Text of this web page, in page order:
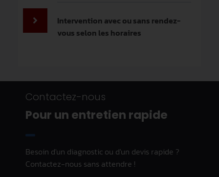
Intervention avec ou sans rendez-
vous selon les horaires
Contactez-nous
Pour un entretien rapide
Besoin d'un diagnostic ou d'un devis rapide ?
Contactez-nous sans attendre !